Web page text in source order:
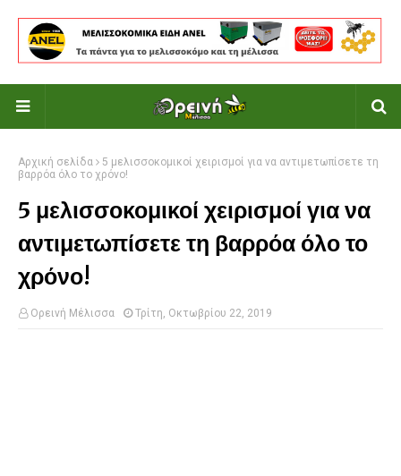
Αρχική σελίδα
5 μελισσοκομικοί χειρισμοί για να αντιμετωπίσετε τη
βαρρόα όλο το χρόνο!
5 μελισσοκομικοί χειρισμοί για να
αντιμετωπίσετε τη βαρρόα όλο το
χρόνο!
Ορεινή Μέλισσα Τρίτη, Οκτωβρίου 22, 2019